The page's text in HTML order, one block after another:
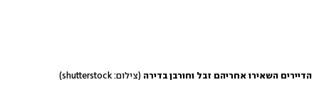
הדיירים השאירו אחריהם זבל וחורבן בדירה (צילום: shutterstock)